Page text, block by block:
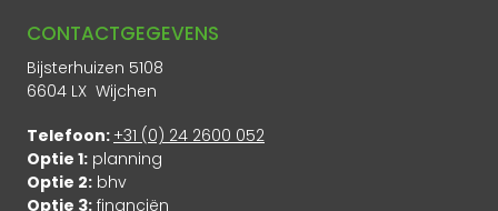
CONTACTGEGEVENS
Bijsterhuizen 5108
6604 LX Wijchen
Telefoon: +31 (0) 24 2600 052
Optie 1: planning
Optie 2: bhv
Optie 3: financiën